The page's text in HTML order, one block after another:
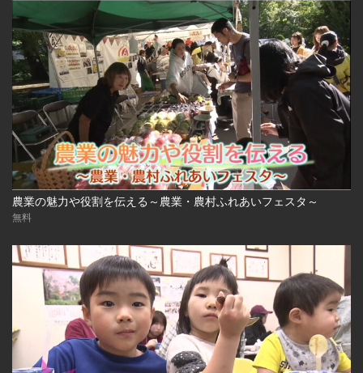
農業の魅力や役割を伝える～農業・農村ふれあいフェスタ～
無料